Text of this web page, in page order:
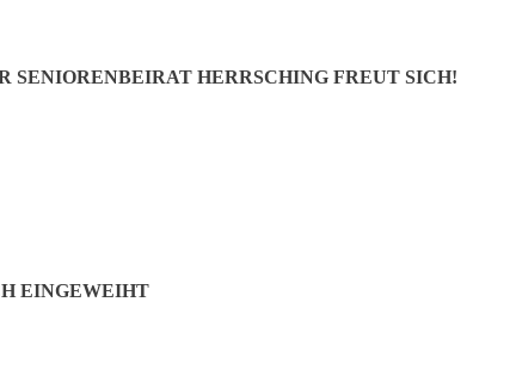
SENIORENBEIRAT HERRSCHING FREUT SICH!
EINGEWEIHT